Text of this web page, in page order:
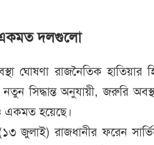
একমতদলগুলো
ঘোষণা রাজনৈতিক হাতিয়ার
সিদ্ধান্ত অনুযায়ী, জরুরি
হয়েছে।
জুলাই) রাজধানীর ফরেন